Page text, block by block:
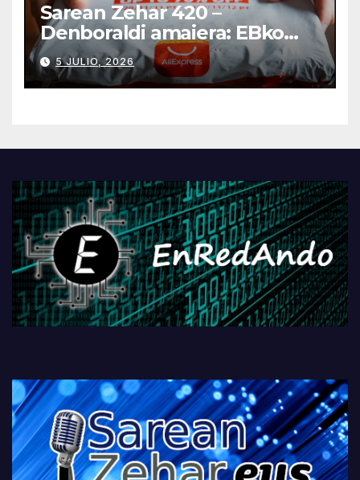
Sarean Zehar 420 –
Denboraldi amaiera: EBko
muga-zerga berriak
AliExpressi, AEBetako AAren
kontrola, Googleri behin
PlayStationeko bideojoko
5 JULIO, 2026